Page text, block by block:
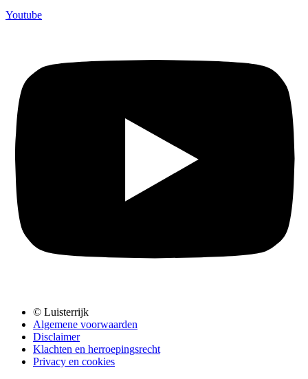
Youtube
© Luisterrijk
Algemene voorwaarden
Disclaimer
Klachten en herroepingsrecht
Privacy en cookies